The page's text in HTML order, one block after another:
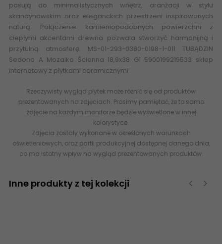
pasują do minimalistycznych wnętrz, aranżacji w stylu
skandynawskim oraz eleganckich przestrzeni inspirowanych
naturą. Połączenie kamieniopodobnych powierzchni z
ciepłymi akcentami drewna pozwala stworzyć harmonijną i
przytulną atmosferę. MS-01-293-0380-0198-1-011 TUBĄDZIN
Sedona A Mozaika Ścienna 18,9x38 G1 5900199219533 sklep
internetowy z płytkami ceramicznymi
Rzeczywisty wygląd płytek może różnić się od produktów
prezentowanych na zdjęciach. Prosimy pamiętać, że to samo
zdjęcie na każdym monitorze będzie wyświetlone w innej
kolorystyce.
Zdjęcia zostały wykonane w określonych warunkach
oświetleniowych, oraz partii produkcyjnej dostępnej danego dnia,
co ma istotny wpływ na wygląd prezentowanych produktów.
Inne produkty z tej kolekcji